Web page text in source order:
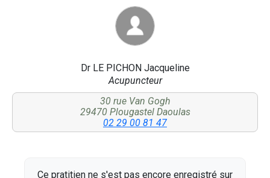
Dr LE PICHON Jacqueline
Acupuncteur
30 rue Van Gogh
29470 Plougastel Daoulas
02 29 00 81 47
Ce pratitien ne s'est pas encore enregistré sur